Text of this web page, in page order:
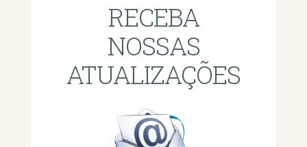
RECEBA
NOSSAS
ATUALIZAÇÕES